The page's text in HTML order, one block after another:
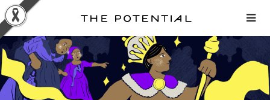
Skip
to
content